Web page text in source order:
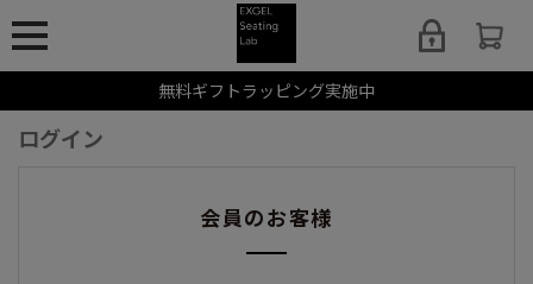
無料ギフトラッピング実施中
ログイン
会員のお客様